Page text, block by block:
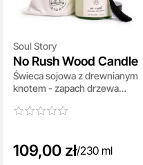
Soul Story
No Rush Wood Candle
Świeca sojowa z drewnianym
knotem - zapach drzewa
230 ml
109,00 zł/230 ml